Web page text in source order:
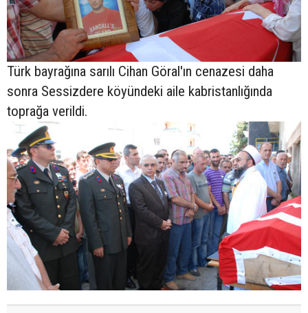
Türk bayrağına sarılı Cihan Göral'ın cenazesi daha
sonra Sessizdere köyündeki aile kabristanlığında
toprağa verildi.